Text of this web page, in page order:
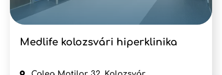
Medlife kolozsvári hiperklinika